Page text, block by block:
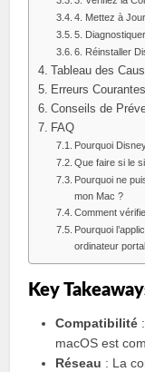
4. Mettez à
5.
6. Réinstaller
Tableau des
Erreurs
Conseils de
FAQ
Pourquoi
Que faire si le
Pourquoi ne
mon Mac ?
Comment
Pourquoi
ordinateur
Key
Compatibilité
macOS est
Réseau : La